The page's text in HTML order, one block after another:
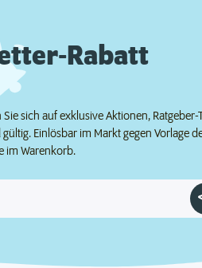
Rabatt
sich auf exklusive Aktionen, Ratgeber-
Einlösbar im Markt gegen Vorlage
im Warenkorb.